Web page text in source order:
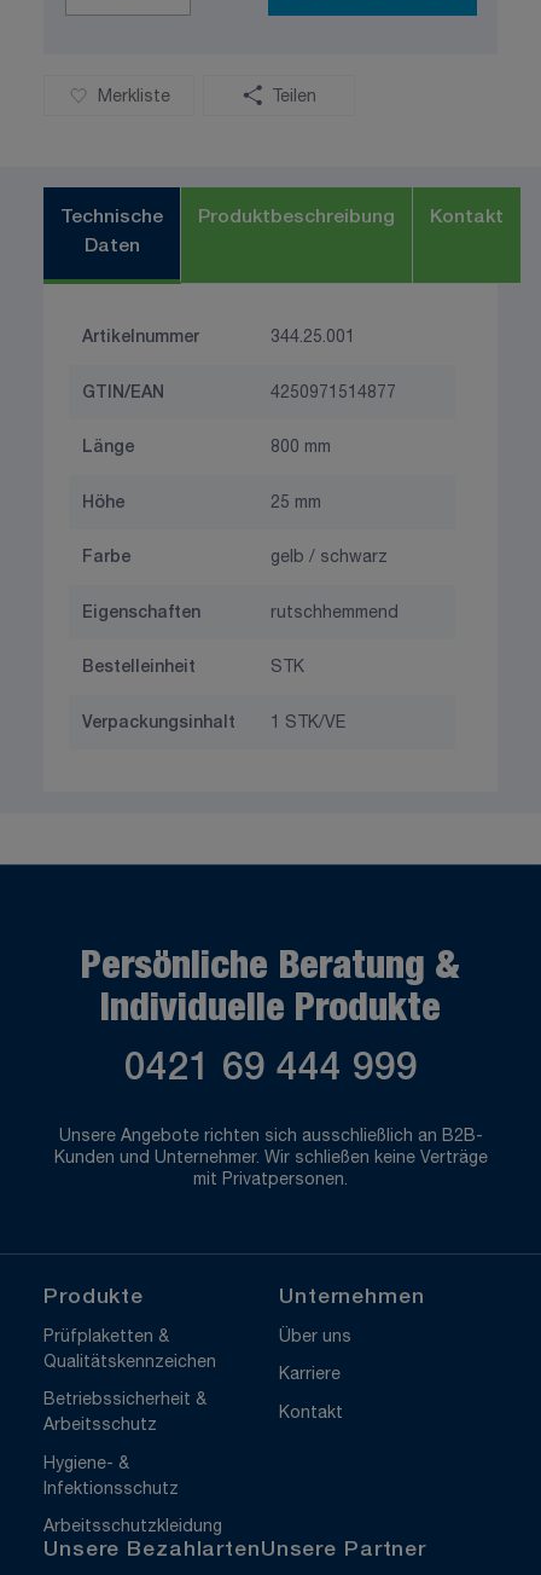
Merkliste Teilen
Technische
Daten
Produktbeschreibung Kontakt
Artikelnummer 344.25.001
GTIN/EAN 4250971514877
Länge 800 mm
Höhe 25 mm
Farbe gelb / schwarz
Eigenschaften rutschhemmend
Bestelleinheit STK
Verpackungsinhalt 1 STK/VE
Persönliche Beratung &
Individuelle Produkte
0421 69 444 999
Unsere Angebote richten sich ausschließlich an B2B-
Kunden und Unternehmer. Wir schließen keine Verträge
mit Privatpersonen.
Produkte
Prüfplaketten &
Qualitätskennzeichen
Betriebssicherheit &
Arbeitsschutz
Hygiene- &
Infektionsschutz
Arbeitsschutzkleidung
Unternehmen
Über uns
Karriere
Kontakt
Unsere BezahlartenUnsere Partner